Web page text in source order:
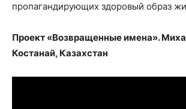
пропагандирующих здоровый образ
Проект «Возвращенные имена».
Костанай, Казахстан